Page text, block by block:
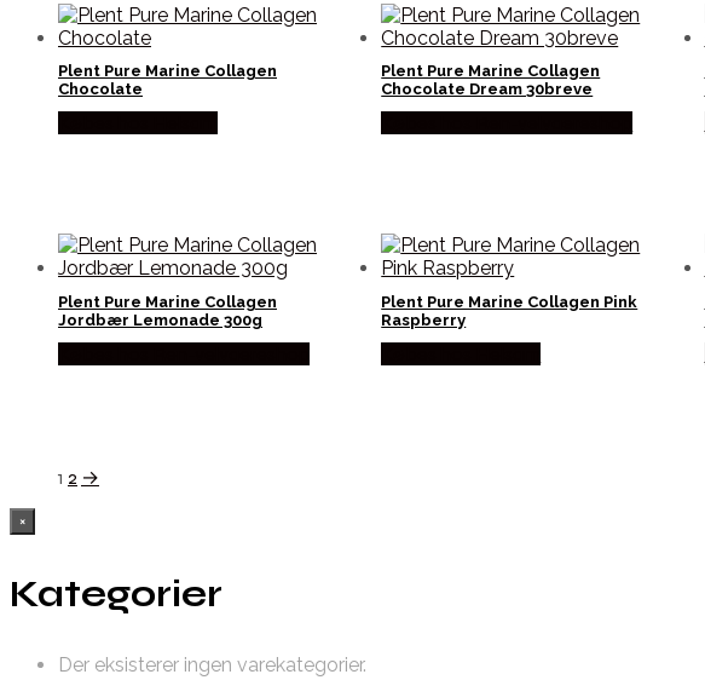
Plent Pure Marine Collagen
Chocolate
Plent Pure Marine Collagen
Chocolate Dream 30breve
Plent Pure Marine Collagen
Jordbær Lemonade 300g
Plent Pure Marine Collagen Pink
Raspberry
1 2 →
×
Kategorier
Der eksisterer ingen varekategorier.